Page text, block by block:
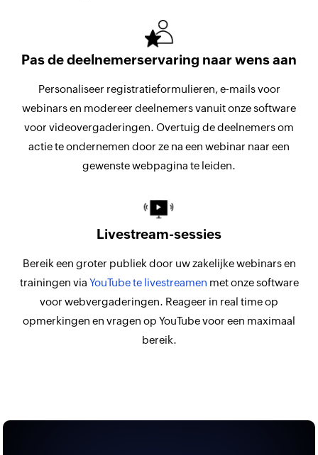
Pas de deelnemerservaring naar wens aan
Personaliseer registratieformulieren, e-mails voor
webinars en modereer deelnemers vanuit onze software
voor videovergaderingen. Overtuig de deelnemers om
actie te ondernemen door ze na een webinar naar een
gewenste webpagina te leiden.
Livestream-sessies
Bereik een groter publiek door uw zakelijke webinars en
trainingen via YouTube te livestreamen met onze software
voor webvergaderingen. Reageer in real time op
opmerkingen en vragen op YouTube voor een maximaal
bereik.